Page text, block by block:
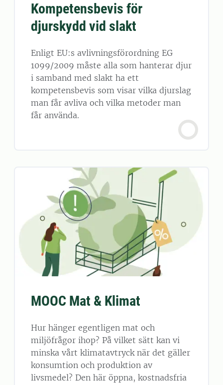
Kompetensbevis för
djurskydd vid slakt
Enligt EU:s avlivningsförordning EG
1099/2009 måste alla som hanterar djur
i samband med slakt ha ett
kompetensbevis som visar vilka djurslag
man får avliva och vilka metoder man
får använda.
MOOC Mat & Klimat
Hur hänger egentligen mat och
miljöfrågor ihop? På vilket sätt kan vi
minska vårt klimatavtryck när det gäller
konsumtion och produktion av
livsmedel? Den här öppna, kostnadsfria